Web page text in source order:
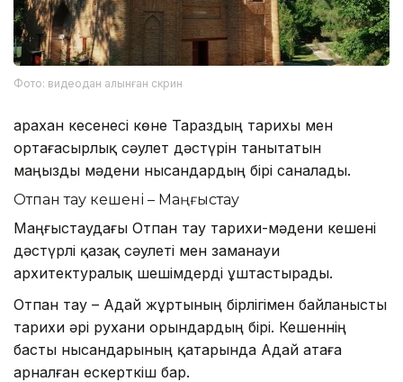
Фото: видеодан алынған скрин
Қарахан кесенесі көне Тараздың тарихы мен
ортағасырлық сәулет дәстүрін танытатын
маңызды мәдени нысандардың бірі саналады.
Отпан тау кешені – Маңғыстау
Маңғыстаудағы Отпан тау тарихи-мәдени кешені
дәстүрлі қазақ сәулеті мен заманауи
архитектуралық шешімдерді ұштастырады.
Отпан тау – Адай жұртының бірлігімен байланысты
тарихи әрі рухани орындардың бірі. Кешеннің
басты нысандарының қатарында Адай атаға
арналған ескерткіш бар.